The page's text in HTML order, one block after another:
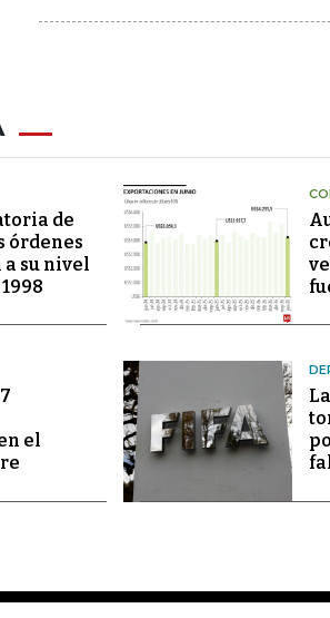
de
órdenes
su nivel
el